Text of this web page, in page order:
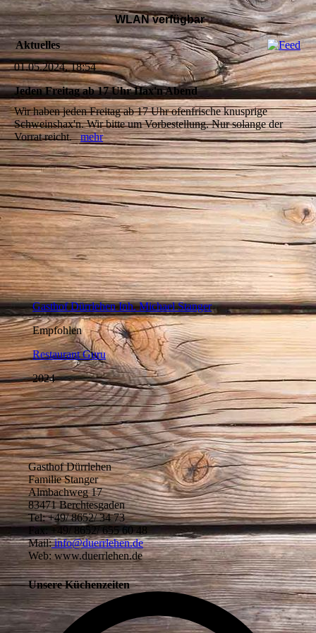
WLAN verfügbar
Aktuelles
01.05.2024, 18:54
Jeden Freitag ab 17 Uhr Hax'n Abend
Wir haben jeden Freitag ab 17 Uhr ofenfrische knusprige
Schweinshax'n. Wir bitte um Vorbestellung. Nur solange der
Vorrat reicht.mehr
Gasthof Dürrlehen
Familie Stanger
Almbachweg 17
83471 Berchtesgaden
Tel: +49/ 8652/ 34 73
Fax: +49/ 8652/ 655 60 48
Mail:info@duerrlehen.de
Web: www.duerrlehen.de
Unsere Küchenzeiten